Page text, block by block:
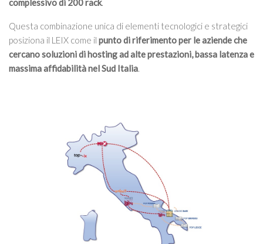
complessivo di 200 rack.
Questa combinazione unica di elementi tecnologici e strategici
posiziona il LEIX come il punto di riferimento per le aziende che
cercano soluzioni di hosting ad alte prestazioni, bassa latenza e
massima affidabilità nel Sud Italia.